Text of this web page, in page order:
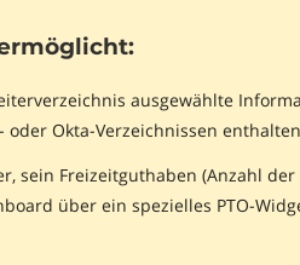
ausgewählte
Okta-Verzeichnissen
sein Freizeitguthaben (Anzahl
über ein spezielles PTO-